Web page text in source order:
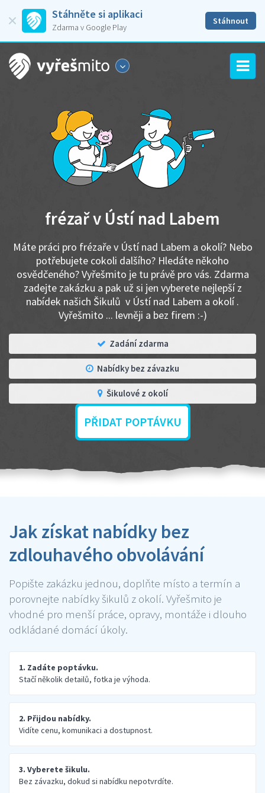
Stáhněte si aplikaci
Zdarma v Google Play
Stáhnout
frézař v Ústí nad Labem
Máte práci pro frézaře v Ústí nad Labem a okolí? Nebo
potřebujete cokoli dalšího? Hledáte někoho
osvědčeného? Vyřešmito je tu právě pro vás. Zdarma
zadejte zakázku a pak už si jen vyberete nejlepší z
nabídek našich Šikulů v Ústí nad Labem a okolí .
Vyřešmito ... levněji a bez firem :-)
Zadání zdarma
Nabídky bez závazku
Šikulové z okolí
PŘIDAT POPTÁVKU
Jak získat nabídky bez
zdlouhavého obvolávání
Popište zakázku jednou, doplňte místo a termín a
porovnejte nabídky šikulů z okolí. Vyřešmito je
vhodné pro menší práce, opravy, montáže i dlouho
odkládané domácí úkoly.
1. Zadáte poptávku.
Stačí několik detailů, fotka je výhoda.
2. Přijdou nabídky.
Vidíte cenu, komunikaci a dostupnost.
3. Vyberete šikulu.
Bez závazku, dokud si nabídku nepotvrdíte.